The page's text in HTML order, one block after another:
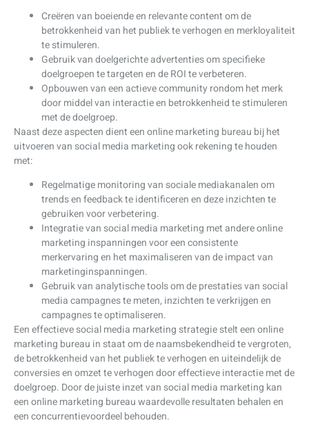
Creëren van boeiende en relevante content om de
betrokkenheid van het publiek te verhogen en merkloyaliteit
te stimuleren.
Gebruik van doelgerichte advertenties om specifieke
doelgroepen te targeten en de ROI te verbeteren.
Opbouwen van een actieve community rondom het merk
door middel van interactie en betrokkenheid te stimuleren
met de doelgroep.
Naast deze aspecten dient een online marketing bureau bij het
uitvoeren van social media marketing ook rekening te houden
met:
Regelmatige monitoring van sociale mediakanalen om
trends en feedback te identificeren en deze inzichten te
gebruiken voor verbetering.
Integratie van social media marketing met andere online
marketing inspanningen voor een consistente
merkervaring en het maximaliseren van de impact van
marketinginspanningen.
Gebruik van analytische tools om de prestaties van social
media campagnes te meten, inzichten te verkrijgen en
campagnes te optimaliseren.
Een effectieve social media marketing strategie stelt een online
marketing bureau in staat om de naamsbekendheid te vergroten,
de betrokkenheid van het publiek te verhogen en uiteindelijk de
conversies en omzet te verhogen door effectieve interactie met de
doelgroep. Door de juiste inzet van social media marketing kan
een online marketing bureau waardevolle resultaten behalen en
een concurrentievoordeel behouden.